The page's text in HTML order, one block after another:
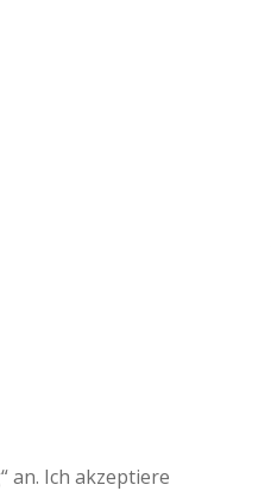
an. Ich akzeptiere